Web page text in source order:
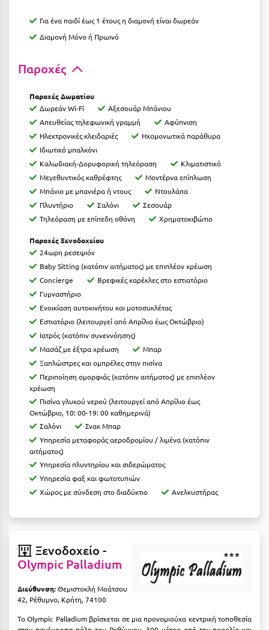
Ιθάκη
Ιωάννινα
Καλάβρυτα
Καλαμάτα
Κάλαμος
Καλαμπάκα
Κάλυμνος
Καμένα Βούρλα
Καρδάμαινα
Καρδαμύλη
Καρδίτσα
Κάρπαθος
Καρπενήσι
Κάρυστος
Κάσος
Κασσάνδρα
Καστοριά
Κατερίνη
Κέα - Τζιά
Κερατέα
Κέρκυρα
Κεφαλονιά
Για ένα παιδί έως 1 έτους η διαμονή είναι δωρεάν
Διαμονή Μόνο ή Πρωινό
Παροχές
Παροχές Δωματίου
Δωρεάν Wi-Fi
Αξεσουάρ Μπάνιου
Απευθείας τηλεφωνική γραμμή
Αφύπνιση
Ηλεκτρονικές κλειδαριές
Ηχομονωτικά παράθυρα
Ιδιωτικό μπαλκόνι
Καλωδιακή-Δορυφορική τηλεόραση
Κλιματιστικό
Μεγεθυντικός καθρέφτης
Μοντέρνα επίπλωση
Μπάνιο με μπανιέρα ή ντους
Ντουλάπα
Πλυντήριο
Σαλόνι
Σεσουάρ
Τηλεόραση με επίπεδη οθόνη
Χρηματοκιβώτιο
Παροχές Ξενοδοχείου
24ωρη ρεσεψιόν
Baby Sitting (κατόπιν αιτήματος) με επιπλέον χρέωση
Concierge
Βρεφικές καρέκλες στο εστιατόριο
Γυμναστήριο
Ενοικίαση αυτοκινήτου και μοτοσυκλέτας
Εστιατόριο (λειτουργεί από Απρίλιο έως Οκτώβριο)
Ιατρός (κατόπιν συνεννόησης)
Μασάζ με έξτρα χρέωση
Μπαρ
Ξαπλώστρες και ομπρέλες στην πισίνα
Περιποίηση ομορφιάς (κατόπιν αιτήματος) με επιπλέον
χρέωση
Πισίνα γλυκού νερού (λειτουργεί από Απρίλιο έως
Οκτώβριο, 10: 00-19: 00 καθημερινά)
Σαλόνι
Σνακ Μπαρ
Υπηρεσία μεταφοράς αεροδρομίου / λιμένα (κατόπιν
αιτήματος)
Υπηρεσία πλυντηρίου και σιδερώματος
Υπηρεσία φαξ και φωτοτυπιών
Χώρος με σύνδεση στο διαδύκτιο
Ανελκυστήρας
Ξενοδοχείο -
Olympic Palladium
Διεύθυνση:Θεμιστοκλή Μοάτσου
42, Ρέθυμνο, Κρήτη, 74100
Το Olympic Palladium βρίσκεται σε μια προνομιούχα κεντρική τοποθεσία